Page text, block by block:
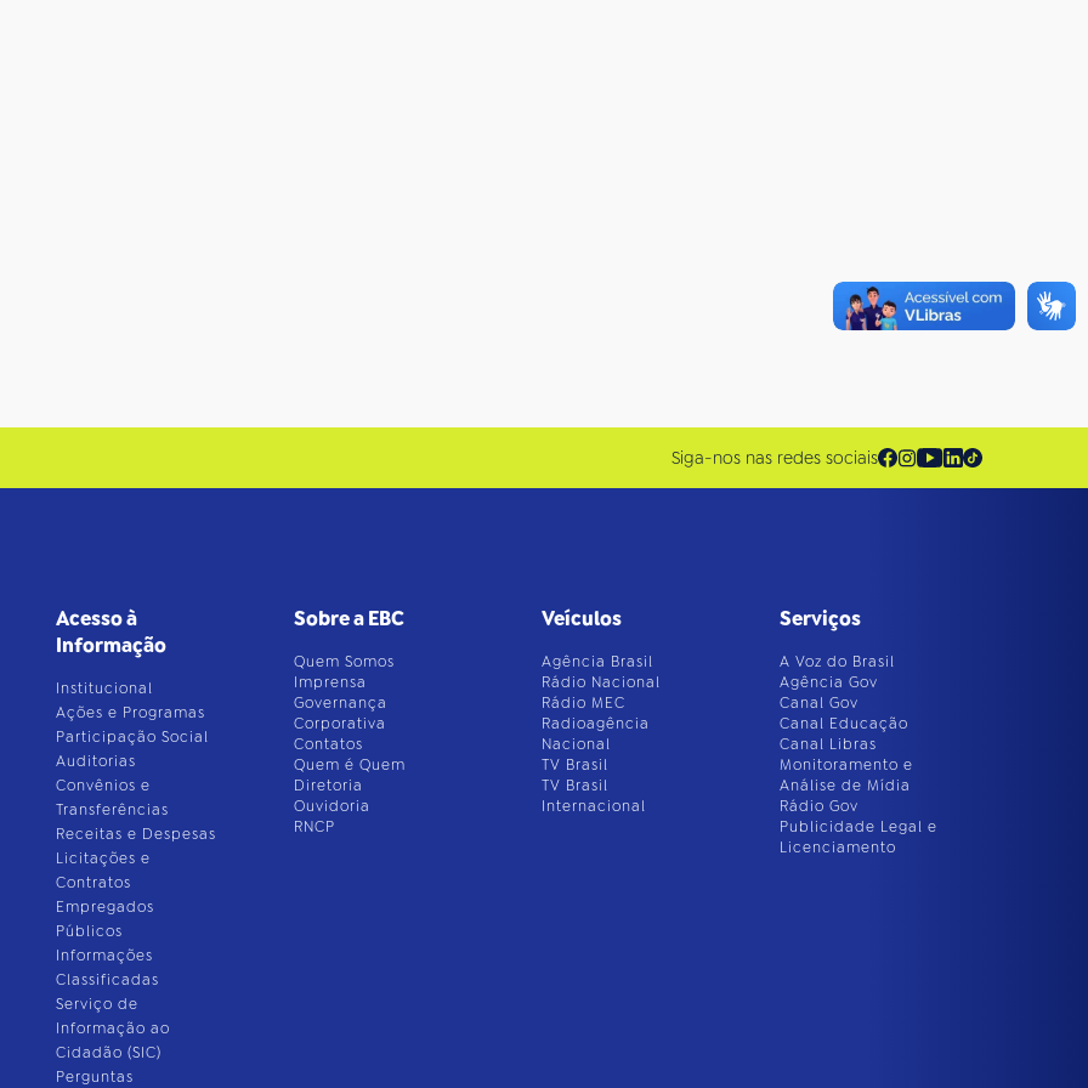
Siga-nos nas redes sociais
Acesso à
Informação
Institucional
Ações e Programas
Participação Social
Auditorias
Convênios e
Transferências
Receitas e Despesas
Licitações e
Contratos
Empregados
Públicos
Informações
Classificadas
Serviço de
Informação ao
Cidadão (SIC)
Perguntas
Sobre a EBC
Quem Somos
Imprensa
Governança
Corporativa
Contatos
Quem é Quem
Diretoria
Ouvidoria
RNCP
Veículos
Agência Brasil
Rádio Nacional
Rádio MEC
Radioagência
Nacional
TV Brasil
TV Brasil
Internacional
Serviços
A Voz do Brasil
Agência Gov
Canal Gov
Canal Educação
Canal Libras
Monitoramento e
Análise de Mídia
Rádio Gov
Publicidade Legal e
Licenciamento